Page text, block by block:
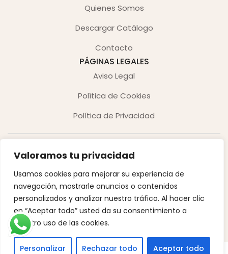
Valoramos tu privacidad
Usamos cookies para mejorar su experiencia de
navegación, mostrarle anuncios o contenidos
personalizados y analizar nuestro tráfico. Al hacer clic
en “Aceptar todo” usted da su consentimiento a
nuestro uso de las cookies.
Personalizar Rechazar todo Aceptar todo
Quienes Somos
Descargar Catálogo
Contacto
PÁGINAS LEGALES
Aviso Legal
Política de Cookies
Política de Privacidad
Copyright © 2026. Derechos reservados.
Desarrollado por Innoweb Media